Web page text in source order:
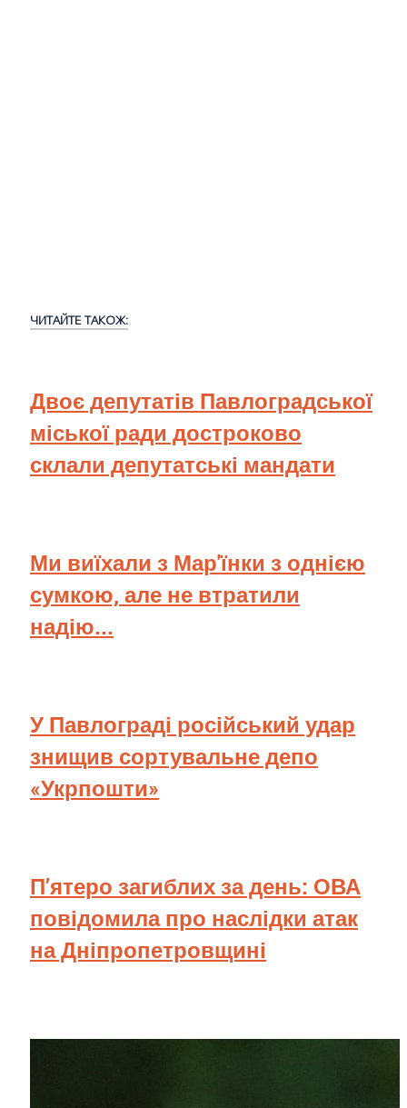
ЧИТАЙТЕ ТАКОЖ:
Двоє депутатів Павлоградської
міської ради достроково
склали депутатські мандати
Ми виїхали з Мар'їнки з однією
сумкою, але не втратили
надію...
У Павлограді російський удар
знищив сортувальне депо
«Укрпошти»
П’ятеро загиблих за день: ОВА
повідомила про наслідки атак
на Дніпропетровщині